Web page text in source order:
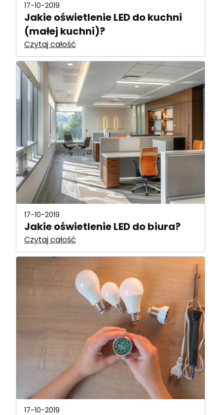
17-10-2019
Jakie oświetlenie LED do kuchni
(małej kuchni)?
Czytaj całość
17-10-2019
Jakie oświetlenie LED do biura?
Czytaj całość
17-10-2019